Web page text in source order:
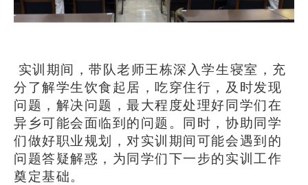
实训期间，带队老师王栋深入学生寝室，充
分了解学生饮食起居，吃穿住行，及时发现
问题，解决问题，最大程度处理好同学们在
异乡可能会面临到的问题。同时，协助同学
们做好职业规划，对实训期间可能会遇到的
问题答疑解惑，为同学们下一步的实训工作
奠定基础。